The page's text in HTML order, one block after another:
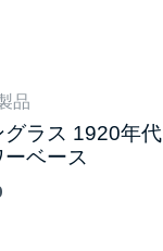
品
グラス 1920年代
ーベース